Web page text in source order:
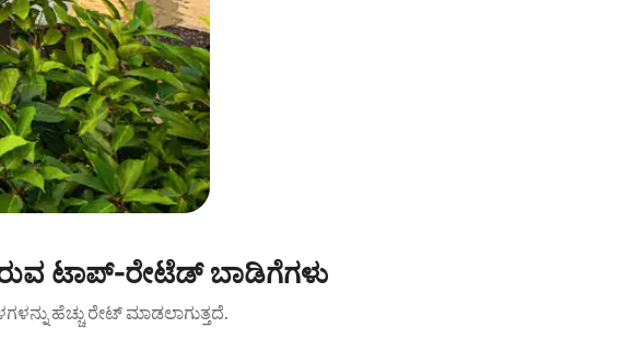
ಟಾಪ್-ರೇಟೆಡ್ ಬಾಡಿಗೆಗಳು
ಹೆಚ್ಚು ರೇಟ್ ಮಾಡಲಾಗುತ್ತದೆ.